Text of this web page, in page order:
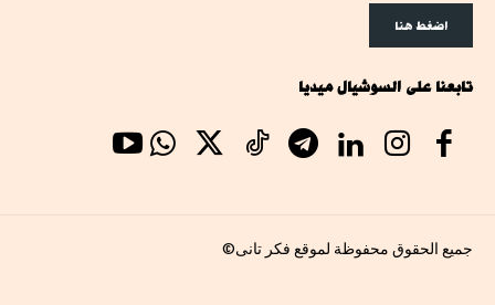
اضغط هنا
تابعنا على السوشيال ميديا
جميع الحقوق محفوظة لموقع فكر تانى©